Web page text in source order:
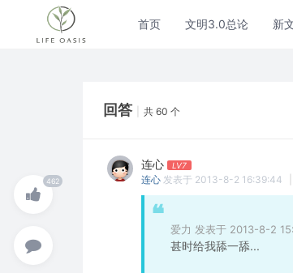
首页 文明3.0总论 新
回答 共 60 个
连心 LV7
连心 发表于 2013-8-2 16:39:44
爱力 发表于 2013-8-2
甚时给我舔一舔...